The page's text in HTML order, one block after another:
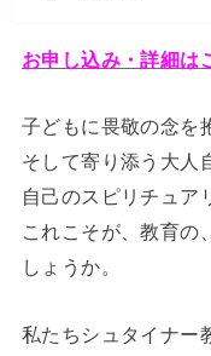
お申し込み・詳細は
子どもに畏敬の念を
そして寄り添う大人
自己のスピリチュア
これこそが、教育の
しょうか。
私たちシュタイナー